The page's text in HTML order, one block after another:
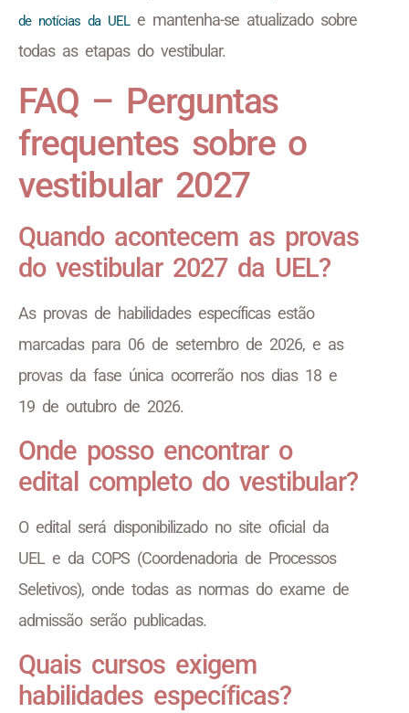
de notícias da UELe mantenha-se atualizado sobre
todas as etapas do vestibular.
FAQ – Perguntas
frequentes sobre o
vestibular 2027
Quando acontecem as provas
do vestibular 2027 da UEL?
As provas de habilidades específicas estão
marcadas para 06 de setembro de 2026, e as
provas da fase única ocorrerão nos dias 18 e
19 de outubro de 2026.
Onde posso encontrar o
edital completo do vestibular?
O edital será disponibilizado no site oficial da
UEL e da COPS (Coordenadoria de Processos
Seletivos), onde todas as normas do exame de
admissão serão publicadas.
Quais cursos exigem
habilidades específicas?